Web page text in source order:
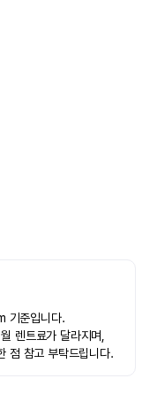
기준입니다.
렌트료가 달라지며,
점 참고 부탁드립니다.